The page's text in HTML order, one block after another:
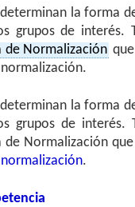
la forma
grupos de
de Normalización
la forma
grupos de
de Normalización
.